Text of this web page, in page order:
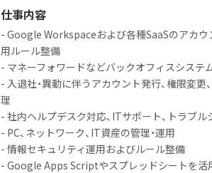
仕事内容
- Google Workspaceおよび各種SaaSのアカウ
用ルール整備
- マネーフォワードなどバックオフィスシステ
- 入退社・異動に伴うアカウント発行、権限変更
理
- 社内ヘルプデスク対応、ITサポート、トラブ
- PC、ネットワーク、IT資産の管理・運用
- 情報セキュリティ運用およびルール整備
- Google Apps Scriptやスプレッドシートを活